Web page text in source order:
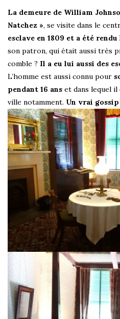
La demeure de William
Natchez », se visite dans le
esclave en 1809 et a été rendu
son patron, qui était aussi très
comble ? Il a eu lui aussi des
L’homme est aussi connu pour
pendant 16 ans et dans lequel il
ville notamment. Un vrai